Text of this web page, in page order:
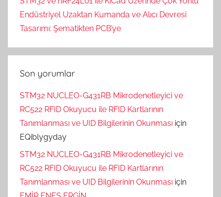
Endüstriyel Uzaktan Kumanda ve Alıcı Devresi
Tasarımı: Şematikten PCB’ye
Son yorumlar
STM32 NUCLEO-G431RB Mikrodenetleyici ve
RC522 RFID Okuyucu ile RFID Kartlarının
Tanımlanması ve UID Bilgilerinin Okunması için
EQiblygyday
STM32 NUCLEO-G431RB Mikrodenetleyici ve
RC522 RFID Okuyucu ile RFID Kartlarının
Tanımlanması ve UID Bilgilerinin Okunması için